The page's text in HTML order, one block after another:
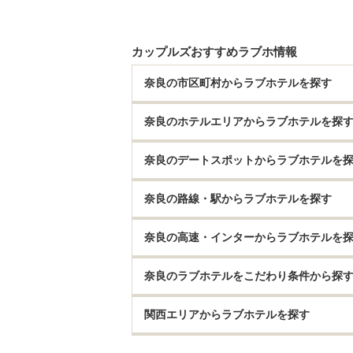
カップルズおすすめラブホ情報
奈良の市区町村からラブホテルを探す
奈良のホテルエリアからラブホテルを探す
奈良のデートスポットからラブホテルを
奈良の路線・駅からラブホテルを探す
奈良の高速・インターからラブホテルを
奈良のラブホテルをこだわり条件から探す
関西エリアからラブホテルを探す